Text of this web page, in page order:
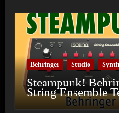
Behringer Studio
Steampunk!
String Ensemble